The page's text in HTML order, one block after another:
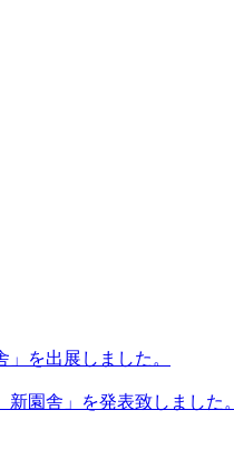
を出展しました。
園舎」を発表致しました。